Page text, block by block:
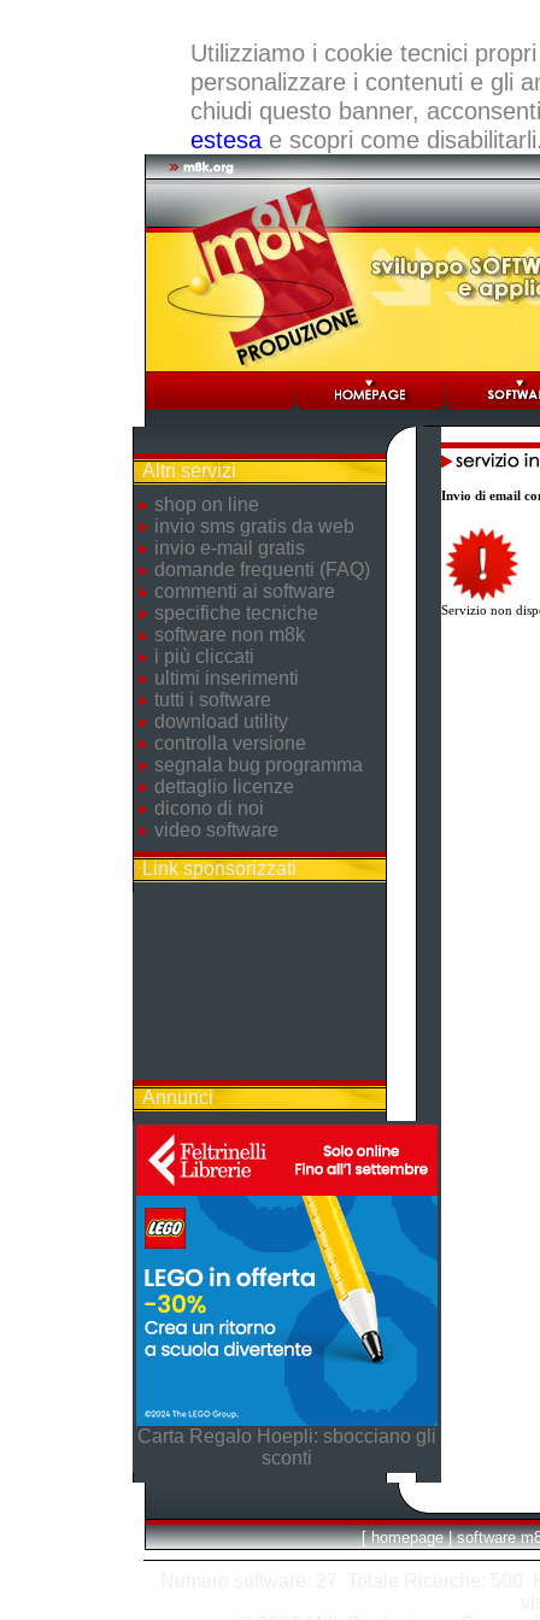
Utilizziamo i cookie tecnici
personalizzare i contenuti e gli
chiudi questo banner,
estesae scopri come
Altri servizi
shop on line
invio sms gratis da web
invio e-mail gratis
domande frequenti (FAQ)
commenti ai software
specifiche tecniche
software non m8k
i più cliccati
ultimi inserimenti
tutti i software
download utility
controlla versione
segnala bug programma
dettaglio licenze
dicono di noi
video software
Link sponsorizzati
Annunci
Carta Regalo Hoepli: sbocciano gli
sconti
Invio di email
Servizio non
[ homepage | software